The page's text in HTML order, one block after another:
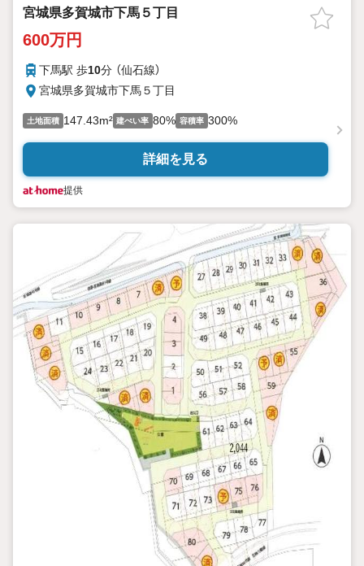
宮城県多賀城市下馬５丁目
600万円
下馬駅 歩10分 （仙石線）
宮城県多賀城市下馬５丁目
土地面積 147.43m² 建ぺい率 80% 容積率 300%
詳細を見る
提供